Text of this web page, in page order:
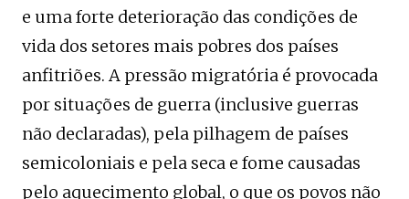
e uma forte deterioração das condições de
vida dos setores mais pobres dos países
anfitriões. A pressão migratória é provocada
por situações de guerra (inclusive guerras
não declaradas), pela pilhagem de países
semicoloniais e pela seca e fome causadas
pelo aquecimento global, o que os povos não